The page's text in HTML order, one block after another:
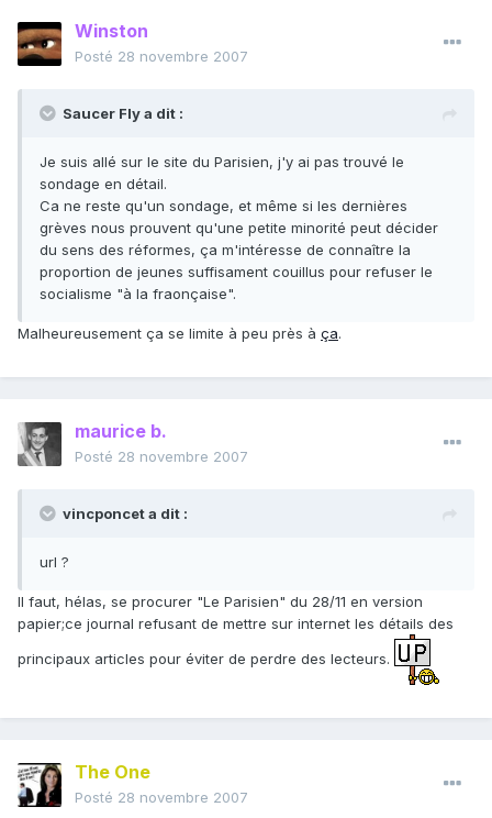
Winston
Posté 28 novembre 2007
Saucer Fly a dit :
Je suis allé sur le site du Parisien, j'y ai pas trouvé le
sondage en détail.
Ca ne reste qu'un sondage, et même si les dernières
grèves nous prouvent qu'une petite minorité peut décider
du sens des réformes, ça m'intéresse de connaître la
proportion de jeunes suffisament couillus pour refuser le
socialisme "à la fraonçaise".
Malheureusement ça se limite à peu près à ça.
maurice b.
Posté 28 novembre 2007
vincponcet a dit :
url ?
Il faut, hélas, se procurer "Le Parisien" du 28/11 en version
papier;ce journal refusant de mettre sur internet les détails des
principaux articles pour éviter de perdre des lecteurs.
The One
Posté 28 novembre 2007